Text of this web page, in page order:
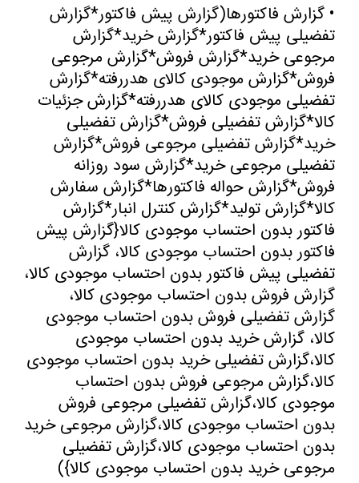
• گزارش فاکتورها(گزارش پیش فاکتور*گزارش
تفضیلی پیش فاکتور*گزارش خرید*گزارش
مرجوعی خرید*گزارش فروش*گزارش مرجوعی
فروش*گزارش موجودی کالای هدررفته*گزارش
تفضیلی موجودی کالای هدررفته*گزارش جزئیات
کالا*گزارش تفضیلی فروش*گزارش تفضیلی
خرید*گزارش تفضیلی مرجوعی فروش*گزارش
تفضیلی مرجوعی خرید*گزارش سود روزانه
فروش*گزارش حواله فاکتورها*گزارش سفارش
کالا*گزارش تولید*گزارش کنترل انبار*گزارش
فاکتور بدون احتساب موجودی کالا{گزارش پیش
فاکتور بدون احتساب موجودی کالا، گزارش
تفضیلی پیش فاکتور بدون احتساب موجودی کالا،
گزارش فروش بدون احتساب موجودی کالا،
گزارش تفضیلی فروش بدون احتساب موجودی
کالا، گزارش خرید بدون احتساب موجودی
کالا،گزارش تفضیلی خرید بدون احتساب موجودی
کالا،گزارش مرجوعی فروش بدون احتساب
موجودی کالا،گزارش تفضیلی مرجوعی فروش
بدون احتساب موجودی کالا،گزارش مرجوعی خرید
بدون احتساب موجودی کالا،گزارش تفضیلی
مرجوعی خرید بدون احتساب موجودی کالا})